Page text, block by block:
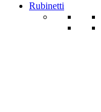
Rubinetti